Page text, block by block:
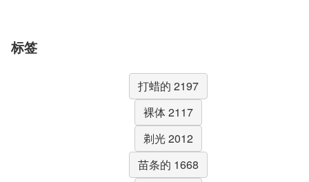
标签
打蜡的 2197
裸体 2117
剃光 2012
苗条的 1668